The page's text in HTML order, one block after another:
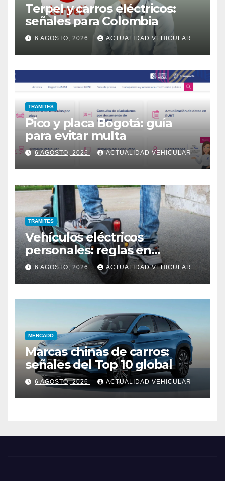
Terpel y carros eléctricos:
señales para Colombia
6 AGOSTO, 2026 ACTUALIDAD VEHICULAR
TRAMITES
Pico y placa Bogotá: guía
para evitar multa
6 AGOSTO, 2026 ACTUALIDAD VEHICULAR
TRAMITES
Vehículos eléctricos
personales: reglas en
Colombia
6 AGOSTO, 2026 ACTUALIDAD VEHICULAR
MERCADO
Marcas chinas de carros:
señales del Top 10 global
6 AGOSTO, 2026 ACTUALIDAD VEHICULAR